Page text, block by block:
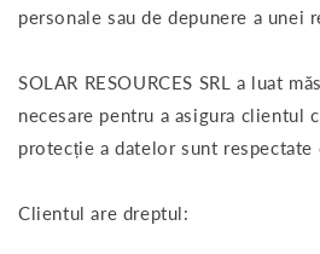
personale sau de depunere a unei
SOLAR RESOURCES SRL a luat
necesare pentru a asigura clientul
protecție a datelor sunt respectate
Clientul are dreptul: